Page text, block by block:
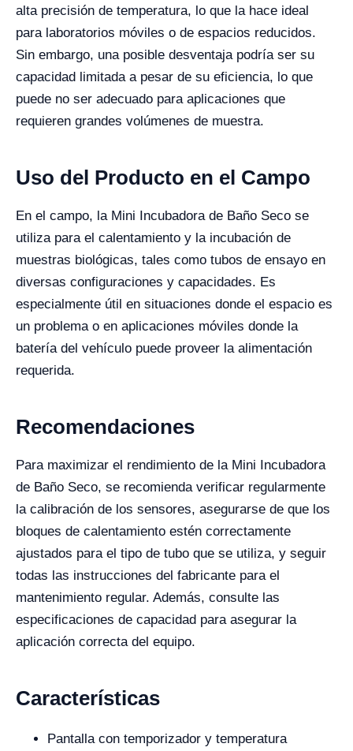
alta precisión de temperatura, lo que la hace ideal
para laboratorios móviles o de espacios reducidos.
Sin embargo, una posible desventaja podría ser su
capacidad limitada a pesar de su eficiencia, lo que
puede no ser adecuado para aplicaciones que
requieren grandes volúmenes de muestra.
Uso del Producto en el Campo
En el campo, la Mini Incubadora de Baño Seco se
utiliza para el calentamiento y la incubación de
muestras biológicas, tales como tubos de ensayo en
diversas configuraciones y capacidades. Es
especialmente útil en situaciones donde el espacio es
un problema o en aplicaciones móviles donde la
batería del vehículo puede proveer la alimentación
requerida.
Recomendaciones
Para maximizar el rendimiento de la Mini Incubadora
de Baño Seco, se recomienda verificar regularmente
la calibración de los sensores, asegurarse de que los
bloques de calentamiento estén correctamente
ajustados para el tipo de tubo que se utiliza, y seguir
todas las instrucciones del fabricante para el
mantenimiento regular. Además, consulte las
especificaciones de capacidad para asegurar la
aplicación correcta del equipo.
Características
Pantalla con temporizador y temperatura